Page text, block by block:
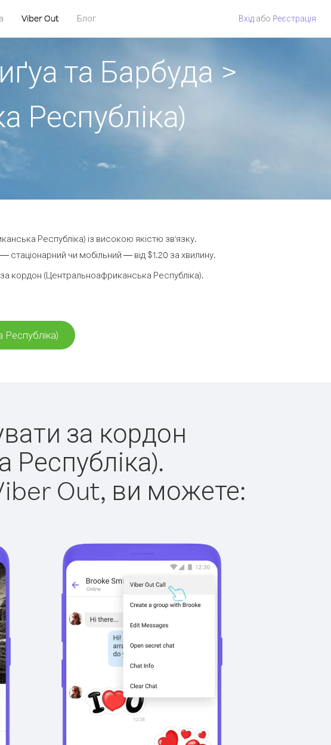
Viber Out Блог Вхід або Pеєстрація
та Барбуда >
Республіка)
Республіка) із високою якістю зв'язку.
чи мобільний — від $1.20 за хвилину.
кордон (Центральноафриканська Республіка).
за кордон
Out, ви можете: